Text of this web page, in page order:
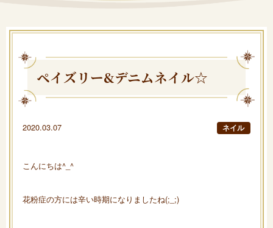
ペイズリー&デニムネイル☆
2020.03.07 ネイル
こんにちは^_^
花粉症の方には辛い時期になりましたね(;_;)